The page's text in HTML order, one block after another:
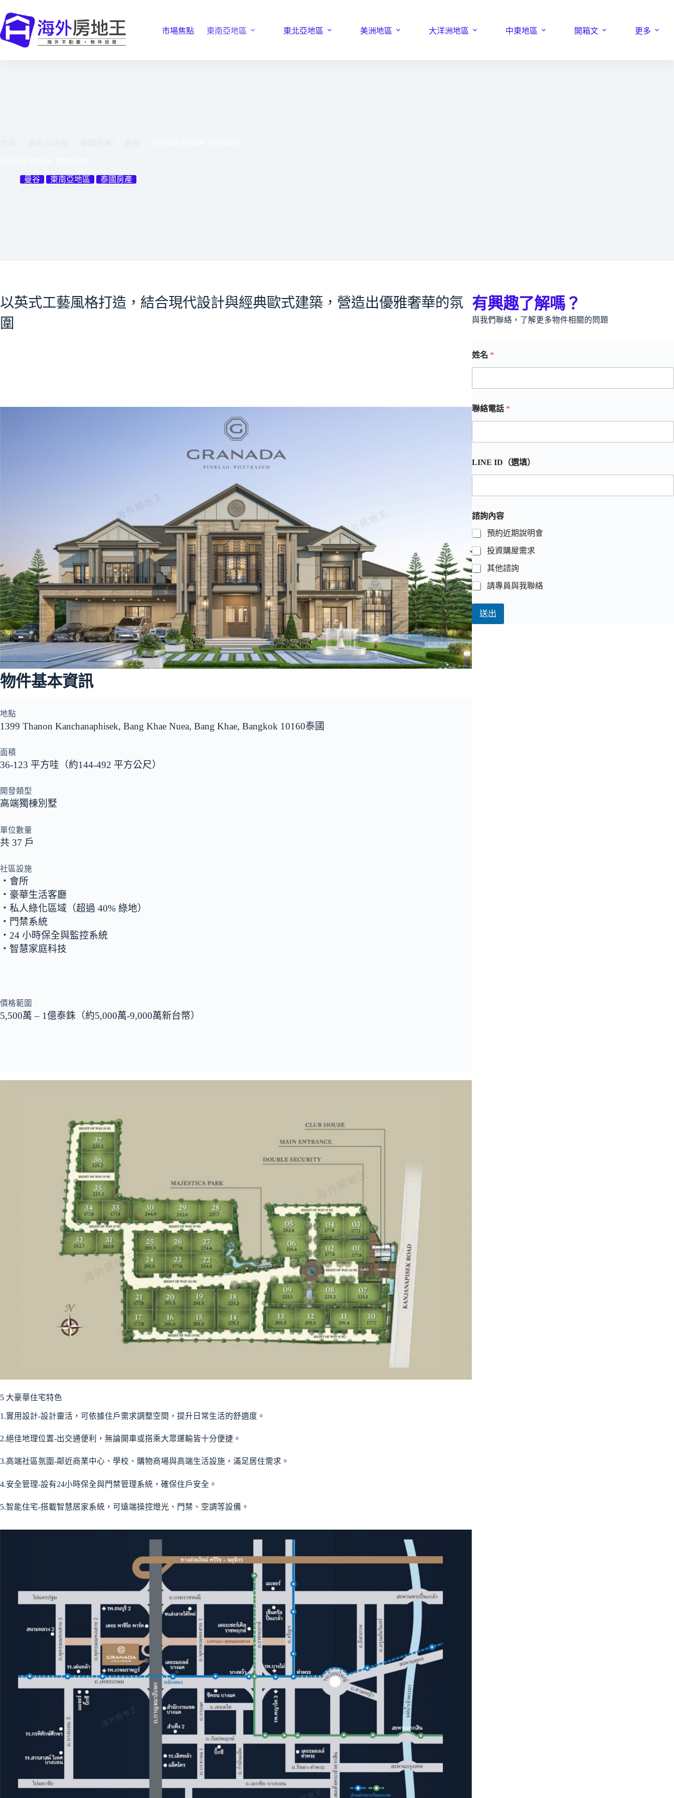
至
主
要
市場焦點 東南亞地區 東北亞地區 美洲地區 大洋洲地區 中東地區 開箱文 更多
曼谷 東南亞地區 泰國房產
以英式工藝風格打造，結合現代設計與經典歐式建築，營造出優雅奢華的氛
圍
物件基本資訊
地點
1399 Thanon Kanchanaphisek, Bang Khae Nuea, Bang Khae, Bangkok 10160泰國
面積
36-123 平方哇（約144-492 平方公尺）
開發類型
高端獨棟別墅
單位數量
共 37 戶
社區設施
‧會所
‧豪華生活客廳
‧私人綠化區域（超過 40% 綠地）
‧門禁系統
‧24 小時保全與監控系統
‧智慧家庭科技
價格範圍
5,500萬 – 1億泰銖（約5,000萬-9,000萬新台幣）
5 大豪華住宅特色
1.實用設計-設計靈活，可依據住戶需求調整空間，提升日常生活的舒適度。
2.絕佳地理位置-出交通便利，無論開車或搭乘大眾運輸皆十分便捷。
3.高端社區氛圍-鄰近商業中心、學校、購物商場與高端生活設施，滿足居住需求。
4.安全管理-設有24小時保全與門禁管理系統，確保住戶安全。
5.智能住宅-搭載智慧居家系統，可遠端操控燈光、門禁、空調等設備。
有興趣了解嗎？
與我們聯絡，了解更多物件相關的問題
姓名 *
聯絡電話 *
LINE ID（選填）
諮詢內容
預約近期說明會
投資購屋需求
其他諮詢
請專員與我聯絡
送出